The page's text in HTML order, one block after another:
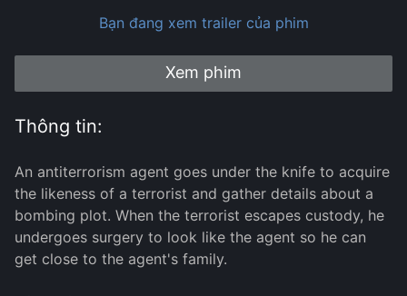
Bạn đang xem trailer của phim
Xem phim
Thông tin:
An antiterrorism agent goes under the knife to acquire
the likeness of a terrorist and gather details about a
bombing plot. When the terrorist escapes custody, he
undergoes surgery to look like the agent so he can
get close to the agent's family.